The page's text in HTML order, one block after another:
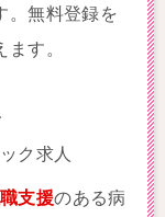
。無料登録を
す。
ク求人
支援のある病